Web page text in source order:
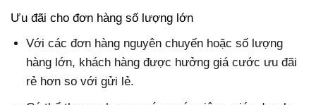
Ưu đãi cho đơn hàng số lượng lớn
Với các đơn hàng nguyên chuyến hoặc số lượng
hàng lớn, khách hàng được hưởng giá cước ưu đãi
rẻ hơn so với gửi lẻ.